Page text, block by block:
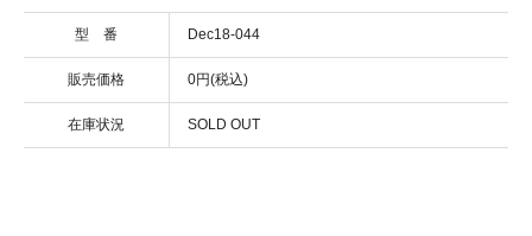
型 番 Dec18-044
販売価格 0円(税込)
在庫状況 SOLD OUT